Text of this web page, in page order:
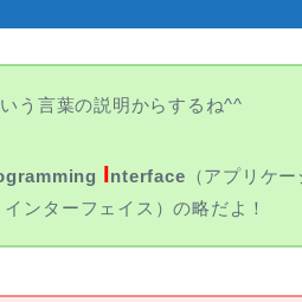
う言葉の説明からするね^^
Interface （アプリケー
ンターフェイス）の略だよ！